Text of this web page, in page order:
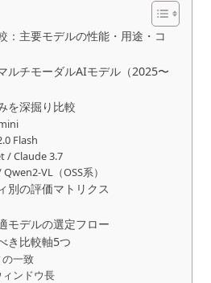
：主要モデルの性能・用途・コ
ルチモーダルAIモデル（2025〜
を深掘り比較
Flash
/ Claude 3.7
VL（OSS系）
別の評価マトリクス
モデルの選定フロー
き比較軸5つ
の一致
ンドウ長